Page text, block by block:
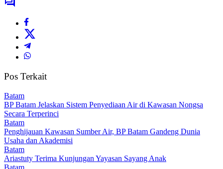
Pos Terkait
Batam
BP Batam Jelaskan Sistem Penyediaan Air di Kawasan Nongsa
Secara Terperinci
Batam
Penghijauan Kawasan Sumber Air, BP Batam Gandeng Dunia
Usaha dan Akademisi
Batam
Ariastuty Terima Kunjungan Yayasan Sayang Anak
Batam